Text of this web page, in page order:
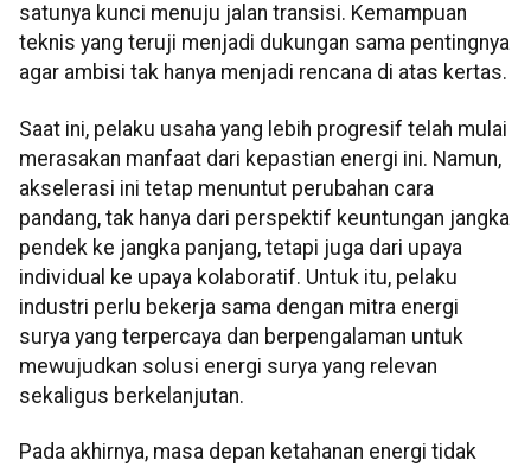
satunya kunci menuju jalan transisi. Kemampuan
teknis yang teruji menjadi dukungan sama pentingnya
agar ambisi tak hanya menjadi rencana di atas kertas.
Saat ini, pelaku usaha yang lebih progresif telah mulai
merasakan manfaat dari kepastian energi ini. Namun,
akselerasi ini tetap menuntut perubahan cara
pandang, tak hanya dari perspektif keuntungan jangka
pendek ke jangka panjang, tetapi juga dari upaya
individual ke upaya kolaboratif. Untuk itu, pelaku
industri perlu bekerja sama dengan mitra energi
surya yang terpercaya dan berpengalaman untuk
mewujudkan solusi energi surya yang relevan
sekaligus berkelanjutan.
Pada akhirnya, masa depan ketahanan energi tidak